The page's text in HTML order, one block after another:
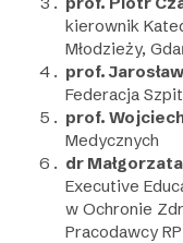
kierownik
Młodzieży,
prof.
Federacja
prof.
Medycznych
dr
Executive
w Ochronie
Pracodawcy RP